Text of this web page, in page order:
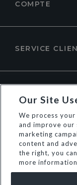
COMPTE
SERVICE
Our Site
We process
and improve our
marketing
content and
the right, you
more